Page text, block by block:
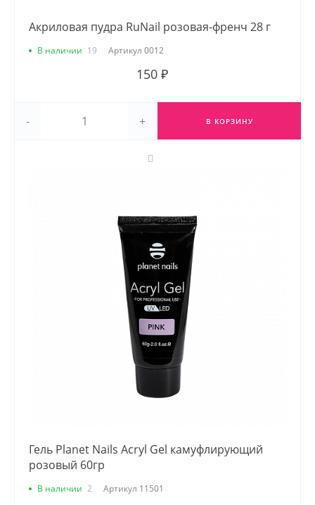
Акриловая пудра RuNail розовая-френч 28 г
В наличии 19 Артикул 0012
150 ₽
- + В КОРЗИНУ
Гель Planet Nails Acryl Gel камуфлирующий
розовый 60гр
В наличии 2 Артикул 11501